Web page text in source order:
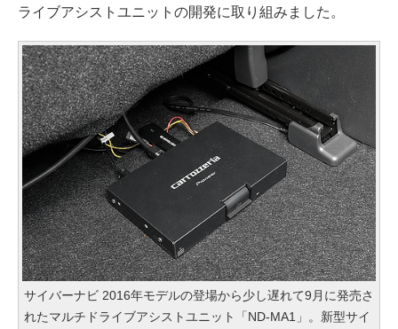
ライブアシストユニットの開発に取り組みました。
サイバーナビ 2016年モデルの登場から少し遅れて9月に発売さ
れたマルチドライブアシストユニット「ND-MA1」。新型サイ